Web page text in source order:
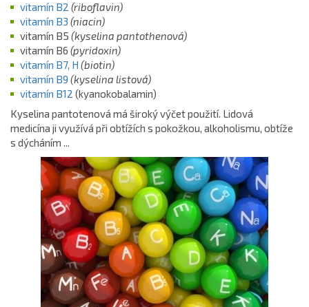
vitamín B2 (riboflavin)
vitamín B3 (niacin)
vitamín B5 (kyselina pantothenová)
vitamín B6 (pyridoxin)
vitamín B7, H (biotin)
vitamín B9 (kyselina listová)
vitamín B12 (kyanokobalamin)
Kyselina pantotenová má široký výčet použití. Lidová
medicína ji využívá při obtížích s pokožkou, alkoholismu, obtíže
s dýcháním ...